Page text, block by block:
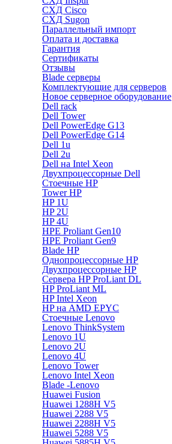
СХД Cisco
СХД Sugon
Параллельный импорт
Оплата и доставка
Гарантия
Сертификаты
Отзывы
Blade серверы
Комплектующие для серверов
Новое серверное оборудование
Dell rack
Dell Tower
Dell PowerEdge G13
Dell PowerEdge G14
Dell 1u
Dell 2u
Dell на Intel Xeon
Двухпроцессорные Dell
Стоечные HP
Tower HP
HP 1U
HP 2U
HP 4U
HPE Proliant Gen10
HPE Proliant Gen9
Blade HP
Однопроцессорные HP
Двухпроцессорные HP
Сервера HP ProLiant DL
HP ProLiant ML
HP Intel Xeon
HP на AMD EPYC
Стоечные Lenovo
Lenovo ThinkSystem
Lenovo 1U
Lenovo 2U
Lenovo 4U
Lenovo Tower
Lenovo Intel Xeon
Blade -Lenovo
Huawei Fusion
Huawei 1288H V5
Huawei 2288 V5
Huawei 2288H V5
Huawei 5288 V5